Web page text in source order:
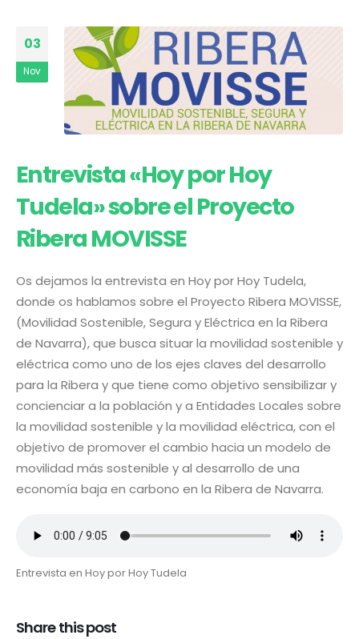
03
Nov
Entrevista «Hoy por Hoy
Tudela» sobre el Proyecto
Ribera MOVISSE
Os dejamos la entrevista en Hoy por Hoy Tudela,
donde os hablamos sobre el Proyecto Ribera MOVISSE,
(Movilidad Sostenible, Segura y Eléctrica en la Ribera
de Navarra), que busca situar la movilidad sostenible y
eléctrica como uno de los ejes claves del desarrollo
para la Ribera y que tiene como objetivo sensibilizar y
concienciar a la población y a Entidades Locales sobre
la movilidad sostenible y la movilidad eléctrica, con el
objetivo de promover el cambio hacia un modelo de
movilidad más sostenible y al desarrollo de una
economía baja en carbono en la Ribera de Navarra.
Entrevista en Hoy por Hoy Tudela
Share this post